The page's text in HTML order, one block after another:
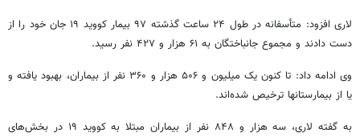
لاری افزود: متأسفانه در طول ۲۴ ساعت گذشته ۹۷ بیمار
کووید
۱۹ جان خود را از
دست دادند و مجموع جانباختگان به ۶۱ هزار و ۴۲۷ نفر رسید.
وی ادامه داد: تا کنون
یک میلیون و ۵۰۶ هزار و ۳۶۰ نفر از بیماران، بهبود یافته و
یا از بیمارستانها ترخیص شده‌اند.
به گفته لاری، سه هزار و ۸۴۸ نفر از بیماران مبتلا به
کووید
۱۹ در بخش‌های